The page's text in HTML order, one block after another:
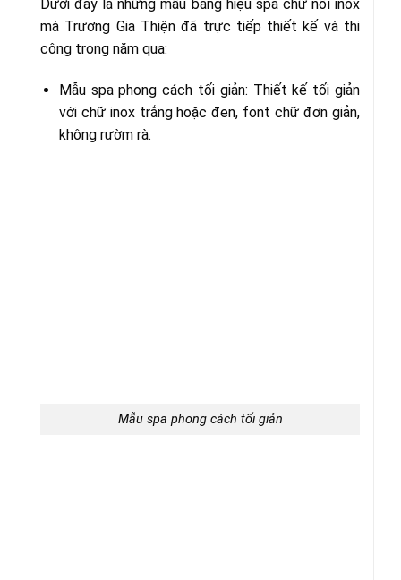
Dưới đây là những mẫu bảng hiệu spa chữ nổi inox
mà Trương Gia Thiện đã trực tiếp thiết kế và thi
công trong năm qua:
Mẫu spa phong cách tối giản: Thiết kế tối giản
với chữ inox trắng hoặc đen, font chữ đơn giản,
không rườm rà.
Mẫu spa phong cách tối giản